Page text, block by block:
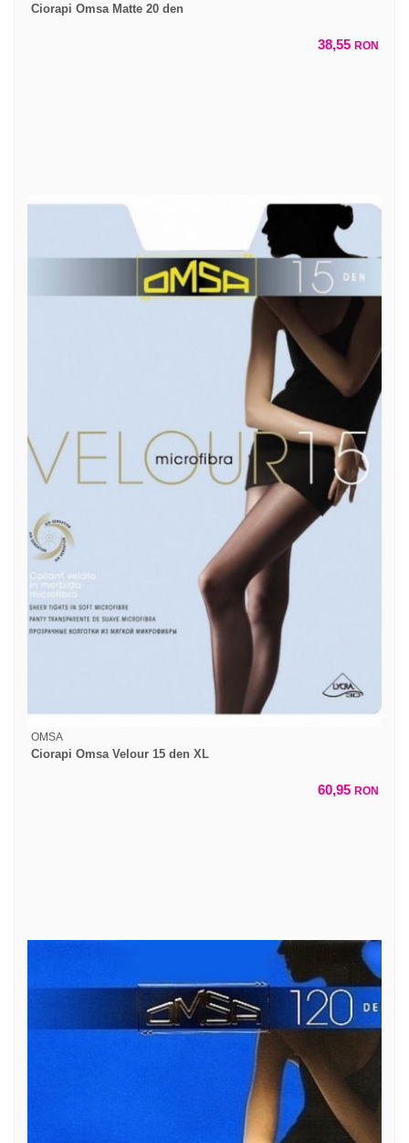
Ciorapi Omsa Matte 20 den
38,55 RON
OMSA
Ciorapi Omsa Velour 15 den XL
60,95 RON